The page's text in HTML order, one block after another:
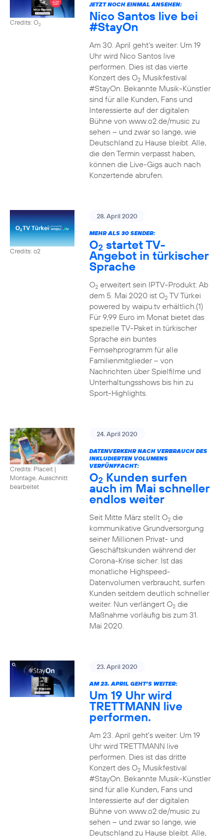
Credits: O2
JETZT NOCH EINMAL ANSEHEN:
Nico Santos live bei
#StayOn
Am 30. April geht’s weiter: Um 19
Uhr wird Nico Santos live
performen. Dies ist das vierte
Konzert des O2Musikfestival
#StayOn. Bekannte Musik-Künstler
sind für alle Kunden, Fans und
Interessierte auf der digitalen
Bühne von www.o2.de/music zu
sehen – und zwar so lange, wie
Deutschland zu Hause bleibt. Alle,
die den Termin verpasst haben,
können die Live-Gigs auch nach
Konzertende abrufen.
Credits: o2
28. April 2020
MEHR ALS 30 SENDER:
O2 startet TV-
Angebot in türkischer
Sprache
O2erweitert sein IPTV-Produkt: Ab
dem 5. Mai 2020 ist O2TV Türkei
powered by waipu.tv erhältlich.(1)
Für 9,99 Euro im Monat bietet das
spezielle TV-Paket in türkischer
Sprache ein buntes
Fernsehprogramm für alle
Familienmitglieder – von
Nachrichten über Spielfilme und
Unterhaltungsshows bis hin zu
Sport-Highlights.
Credits: Placeit |
Montage, Ausschnitt
bearbeitet
24. April 2020
DATENVERKEHR NACH VERBRAUCH DES
INKLUDIERTEN VOLUMENS
VERFÜNFFACHT:
O2 Kunden surfen
auch im Mai schneller
endlos weiter
Seit Mitte März stellt O2die
kommunikative Grundversorgung
seiner Millionen Privat- und
Geschäftskunden während der
Corona-Krise sicher: Ist das
monatliche Highspeed-
Datenvolumen verbraucht, surfen
Kunden seitdem deutlich schneller
weiter. Nun verlängert O2die
Maßnahme vorläufig bis zum 31.
Mai 2020.
23. April 2020
AM 23. APRIL GEHT’S WEITER:
Um 19 Uhr wird
TRETTMANN live
performen.
Am 23. April geht’s weiter: Um 19
Uhr wird TRETTMANN live
performen. Dies ist das dritte
Konzert des O2Musikfestival
#StayOn. Bekannte Musik-Künstler
sind für alle Kunden, Fans und
Interessierte auf der digitalen
Bühne von www.o2.de/music zu
sehen – und zwar so lange, wie
Deutschland zu Hause bleibt. Alle,